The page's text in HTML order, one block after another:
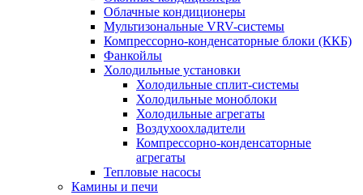
Облачные кондиционеры
Мультизональные VRV-системы
Компрессорно-конденсаторные блоки (ККБ)
Фанкойлы
Холодильные установки
Холодильные сплит-системы
Холодильные моноблоки
Холодильные агрегаты
Воздухоохладители
Компрессорно-конденсаторные
агрегаты
Тепловые насосы
Камины и печи